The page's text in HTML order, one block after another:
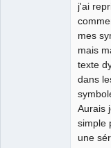
j'ai
mes
mais
texte
dans
Aurais
simple
une